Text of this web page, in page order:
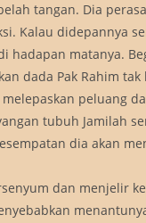
tangan. Dia
Kalau didepannya
matanya.
dada Pak Rahim
peluang
tubuh Jamilah
dia akan
dan menjelir